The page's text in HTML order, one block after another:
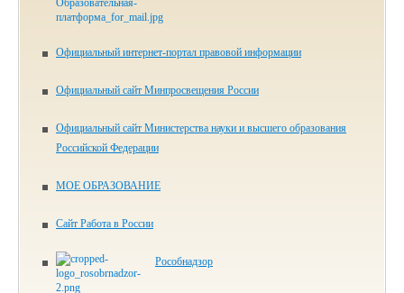
Официальный интернет-портал правовой информации
Официальный сайт Минпросвещения России
Официальный сайт Министерства науки и высшего образования
Российской Федерации
МОЕ ОБРАЗОВАНИЕ
Сайт Работа в России
Рособнадзор